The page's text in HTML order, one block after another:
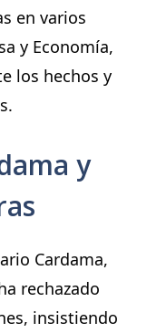
en varios
y Economía,
los hechos y
y
Cardama,
rechazado
insistiendo